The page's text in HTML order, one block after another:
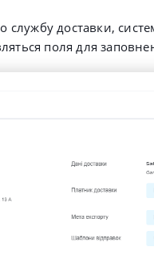
доставки,
поля для